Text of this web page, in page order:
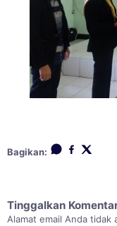
Bagikan:
Tinggalkan
Alamat email Anda tidak